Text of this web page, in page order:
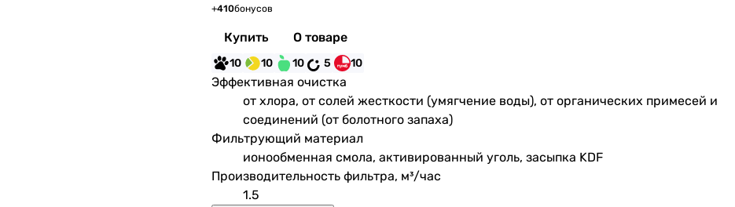
+410бонусов
Купить О товаре
10 10 10 5 10
Эффективная очистка
от хлора, от солей жесткости (умягчение воды), от органических примесей и
соединений (от болотного запаха)
Фильтрующий материал
ионообменная смола, активированный уголь, засыпка KDF
Производительность фильтра, м³/час
1.5